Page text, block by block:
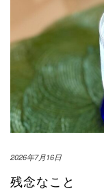
2026年7月16日
残念なこと